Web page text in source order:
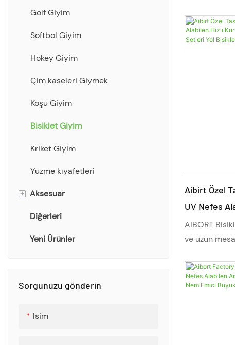
dikin
Hibrit koleksiyon kıyafetleri
Golf Giyim
Softbol Giyim
Hokey Giyim
Çim kaseleri Giymek
Koşu Giyim
Bisiklet Giyim
Kriket Giyim
Yüzme kıyafetleri
+ Aksesuar
Kova Şapkası
Atkı
Çantalar
Diğerleri
Yeni Ürünler
Sorgunuzu gönderin
Isim
nem
Aibirt Özel
UV Nefes
Giyim
İçin
AIBORT
ve uzun
nem
uzun süreli
seviyeden